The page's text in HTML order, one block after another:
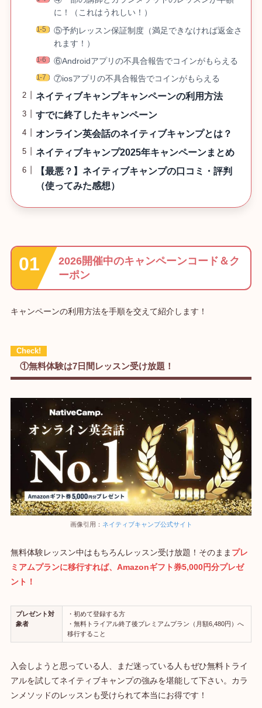
に！（これはうれしい！）
⑤予約レッスン保証制度（満足できなければ返金さ
れます！）
⑥Androidアプリの不具合報告でコインがもらえる
⑦iosアプリの不具合報告でコインがもらえる
ネイティブキャンプキャンペーンの利用方法
すでに終了したキャンペーン
オンライン英会話のネイティブキャンプとは？
ネイティブキャンプ2025年キャンペーンまとめ
【最悪？】ネイティブキャンプの口コミ・評判
（使ってみた感想）
2026開催中のキャンペーンコード＆ク
ーポン
キャンペーンの利用方法を手順を交えて紹介します！
①無料体験は7日間レッスン受け放題！
画像引用： ネイティブキャンプ公式サイト
無料体験レッスン中はもちろんレッスン受け放題！そのまま プレ
ミアムプランに移行すれば、Amazonギフト券5,000円分プレゼ
ント！
プレゼント対
象者
・初めて登録する方
・無料トライアル終了後プレミアムプラン（月額6,480円）へ
移行すること
入会しようと思っている人、まだ迷っている人もぜひ無料トライ
アルを試してネイティブキャンプの強みを堪能して下さい。カラ
ンメソッドのレッスンも受けられて本当にお得です！